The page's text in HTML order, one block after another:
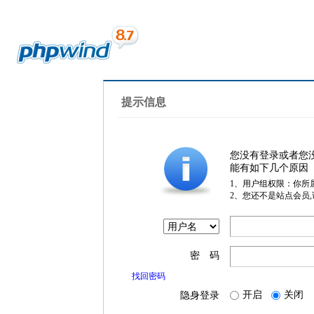
提示信息
您没有登录或者您
能有如下几个原因
1、用户组权限：你所
2、您还不是站点会员
密 码
找回密码
隐身登录 开启 关闭